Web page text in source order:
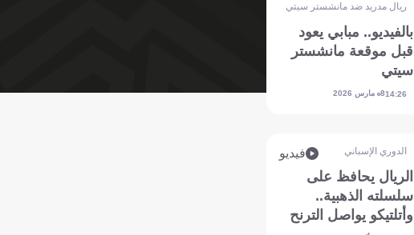
ريال مدريد ضد مانشستر سيتي
بالفيديو.. مبابي يعود
قبل موقعة مانشستر
سيتي
14:268 مارس 2026
الدوري الإسباني فيديو
الريال يحافظ على
سلسلته الذهبية..
وأتلتيكو يواصل الترنح